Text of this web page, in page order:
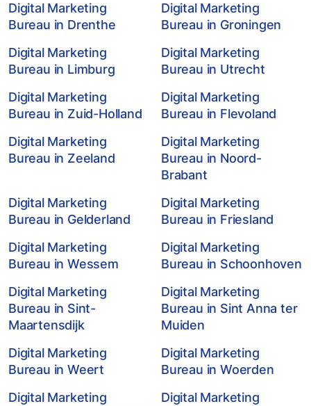
Digital Marketing
Bureau in Drenthe
Digital Marketing
Bureau in Groningen
Digital Marketing
Bureau in Limburg
Digital Marketing
Bureau in Utrecht
Digital Marketing
Bureau in Zuid-Holland
Digital Marketing
Bureau in Flevoland
Digital Marketing
Bureau in Zeeland
Digital Marketing
Bureau in Noord-
Brabant
Digital Marketing
Bureau in Gelderland
Digital Marketing
Bureau in Friesland
Digital Marketing
Bureau in Wessem
Digital Marketing
Bureau in Schoonhoven
Digital Marketing
Bureau in Sint-
Maartensdijk
Digital Marketing
Bureau in Sint Anna ter
Muiden
Digital Marketing
Bureau in Weert
Digital Marketing
Bureau in Woerden
Digital Marketing
Digital Marketing